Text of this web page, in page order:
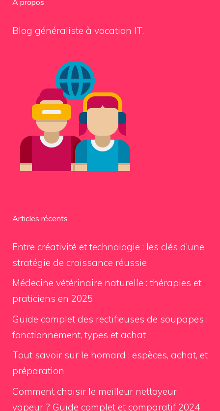
Blog généraliste à vocation IT.
Articles récents
Entre créativité et technologie : les clés d’une
stratégie de croissance réussie
Médecine vétérinaire naturelle : thérapies et
praticiens en 2025
Guide complet des rectifieuses de soupapes :
fonctionnement, types et achat
Tout savoir sur le homard : espèces, achat, et
préparation
Comment choisir le meilleur nettoyeur
vapeur ? Guide complet et comparatif 2024